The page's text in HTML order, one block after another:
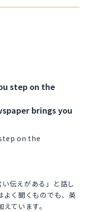
step on the
brings you
on the
伝えがある」と話し
よく聞くものでも、英
ています。